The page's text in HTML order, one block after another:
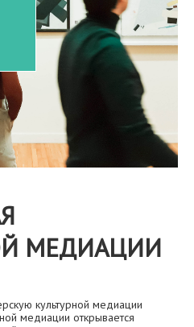
МЕДИАЦИИ
культурной медиации
медиации открывается